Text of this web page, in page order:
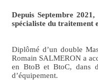
Depuis Septembre
spécialiste du traitement
Diplômé d’un double
Romain SALMERON a
en BtoB et BtoC, dans
d’équipement.